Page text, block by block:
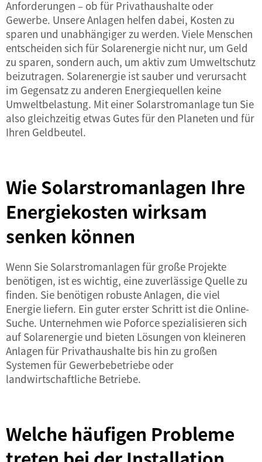
Anforderungen – ob für Privathaushalte oder
Gewerbe. Unsere Anlagen helfen dabei, Kosten zu
sparen und unabhängiger zu werden. Viele Menschen
entscheiden sich für Solarenergie nicht nur, um Geld
zu sparen, sondern auch, um aktiv zum Umweltschutz
beizutragen. Solarenergie ist sauber und verursacht
im Gegensatz zu anderen Energiequellen keine
Umweltbelastung. Mit einer Solarstromanlage tun Sie
also gleichzeitig etwas Gutes für den Planeten und für
Ihren Geldbeutel.
Wie Solarstromanlagen Ihre
Energiekosten wirksam
senken können
Wenn Sie Solarstromanlagen für große Projekte
benötigen, ist es wichtig, eine zuverlässige Quelle zu
finden. Sie benötigen robuste Anlagen, die viel
Energie liefern. Ein guter erster Schritt ist die Online-
Suche. Unternehmen wie Poforce spezialisieren sich
auf Solarenergie und bieten Lösungen von kleineren
Anlagen für Privathaushalte bis hin zu großen
Systemen für Gewerbebetriebe oder
landwirtschaftliche Betriebe.
Welche häufigen Probleme